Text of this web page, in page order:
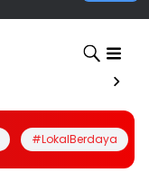
#LokalBerdaya